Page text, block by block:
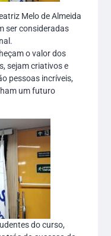
Melo de Almeida
ser consideradas
o valor dos
sejam criativos e
pessoas incríveis,
um futuro
do curso,